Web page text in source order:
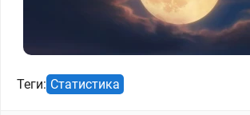
Теги: Статистика